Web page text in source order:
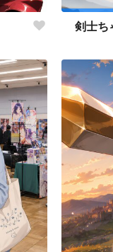
剣士ち